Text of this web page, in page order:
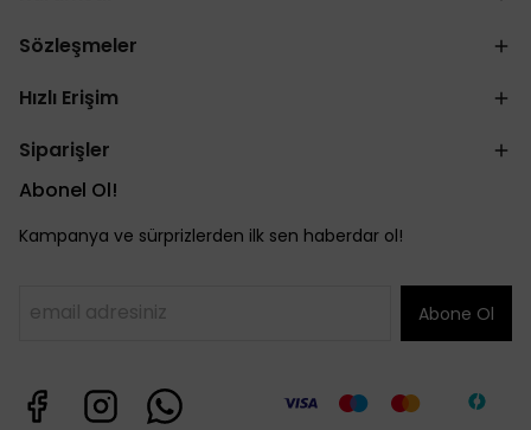
Sözleşmeler
Hızlı Erişim
Siparişler
Abonel Ol!
Kampanya ve sürprizlerden ilk sen haberdar ol!
Abone Ol